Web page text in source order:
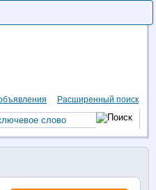
Расширенный поиск